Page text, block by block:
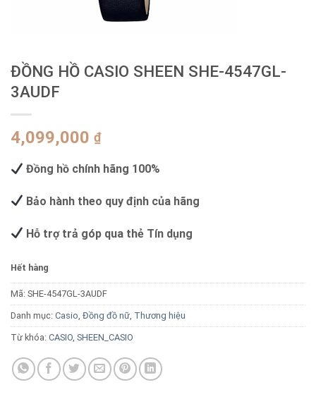
ĐỒNG HỒ CASIO SHEEN SHE-4547GL-
3AUDF
4,099,000 ₫
Đồng hồ chính hãng 100%
Bảo hành theo quy định của hãng
Hỗ trợ trả góp qua thẻ Tín dụng
Hết hàng
Mã: SHE-4547GL-3AUDF
Danh mục: Casio, Đồng đồ nữ, Thương hiệu
Từ khóa: CASIO, SHEEN_CASIO